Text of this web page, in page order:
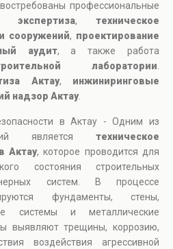
профессиональные
экспертиза,техническое
сооружений, проектирование
аудит, а также работа
лаборатории
Актау, инжиниринговые
надзор Актау.
в Актау - Одним из
является техническое
Актау, которое проводится для
состояния строительных
систем. В процессе
фундаменты, стены,
системы и металлические
выявляют трещины, коррозию,
воздействия агрессивной